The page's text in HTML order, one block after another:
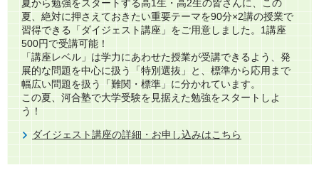
夏から勉強をスタートする高1生・高2生の皆さんに、この
夏、絶対に押さえておきたい重要テーマを90分×2講の授業で
習得できる「ダイジェスト講座」をご用意しました。1講座
500円で受講可能！
「講座レベル」は学力にあわせた授業が受講できるよう、発
展的な問題を中心に扱う「特別選抜」と、標準から応用まで
幅広い問題を扱う「難関・標準」に分かれています。​
この夏、河合塾で大学受験を見据えた勉強をスタートしよ
う！
ダイジェスト講座の詳細・お申し込みはこちら